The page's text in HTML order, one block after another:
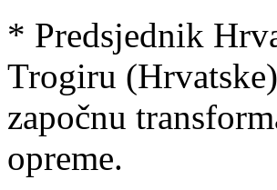
* Predsjednik
Trogiru
započnu
opreme.